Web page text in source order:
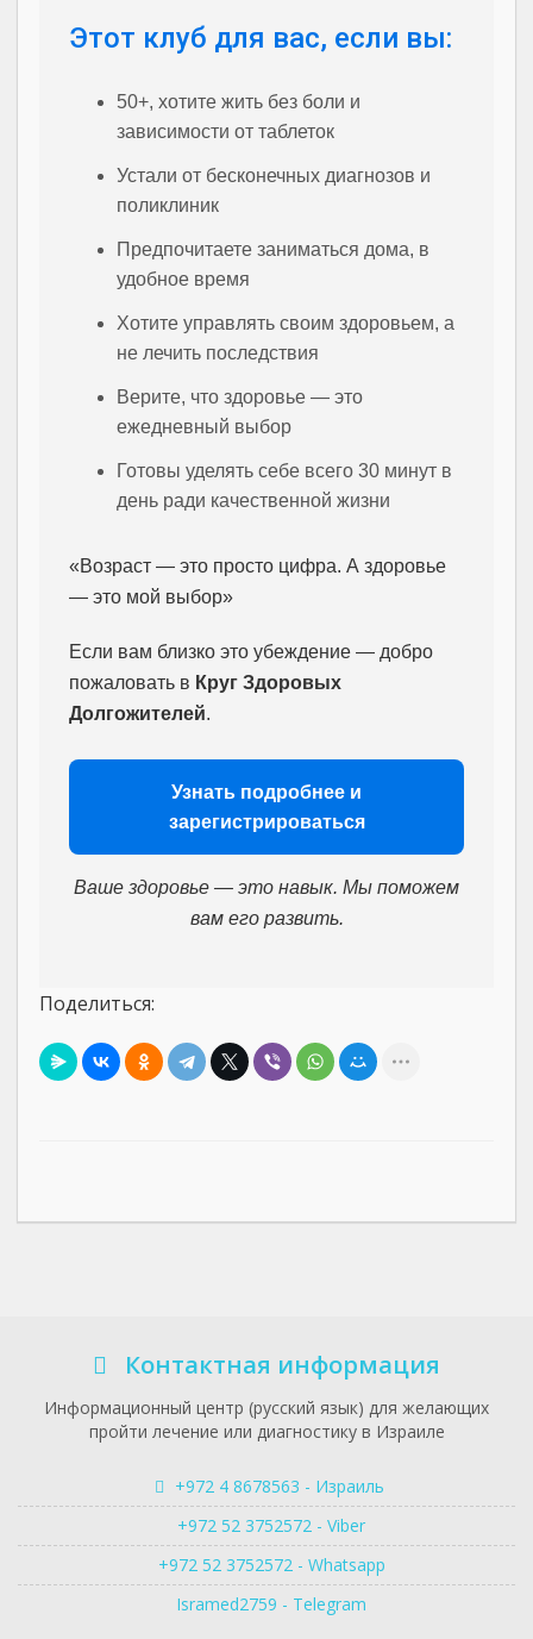
Этот клуб для вас, если вы:
50+, хотите жить без боли и
зависимости от таблеток
Устали от бесконечных диагнозов и
поликлиник
Предпочитаете заниматься дома, в
удобное время
Хотите управлять своим здоровьем, а
не лечить последствия
Верите, что здоровье — это
ежедневный выбор
Готовы уделять себе всего 30 минут в
день ради качественной жизни
«Возраст — это просто цифра. А здоровье
— это мой выбор»
Если вам близко это убеждение — добро
пожаловать в Круг Здоровых
Долгожителей.
Узнать подробнее и
зарегистрироваться
Ваше здоровье — это навык. Мы поможем
вам его развить.
Поделиться:
Контактная информация
Информационный центр (русский язык) для желающих
пройти лечение или диагностику в Израиле
+972 4 8678563 - Израиль
+972 52 3752572 - Viber
+972 52 3752572 - Whatsapp
Isramed2759 - Telegram